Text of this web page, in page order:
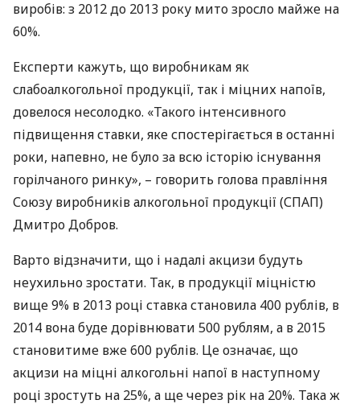
виробів: з 2012 до 2013 року мито зросло майже на
60%.
Експерти кажуть, що виробникам як
слабоалкогольної продукції, так і міцних напоїв,
довелося несолодко. «Такого інтенсивного
підвищення ставки, яке спостерігається в останні
роки, напевно, не було за всю історію існування
горілчаного ринку», – говорить голова правління
Союзу виробників алкогольної продукції (СПАП)
Дмитро Добров.
Варто відзначити, що і надалі акцизи будуть
неухильно зростати. Так, в продукції міцністю
вище 9% в 2013 році ставка становила 400 рублів, в
2014 вона буде дорівнювати 500 рублям, а в 2015
становитиме вже 600 рублів. Це означає, що
акцизи на міцні алкогольні напої в наступному
році зростуть на 25%, а ще через рік на 20%. Така ж